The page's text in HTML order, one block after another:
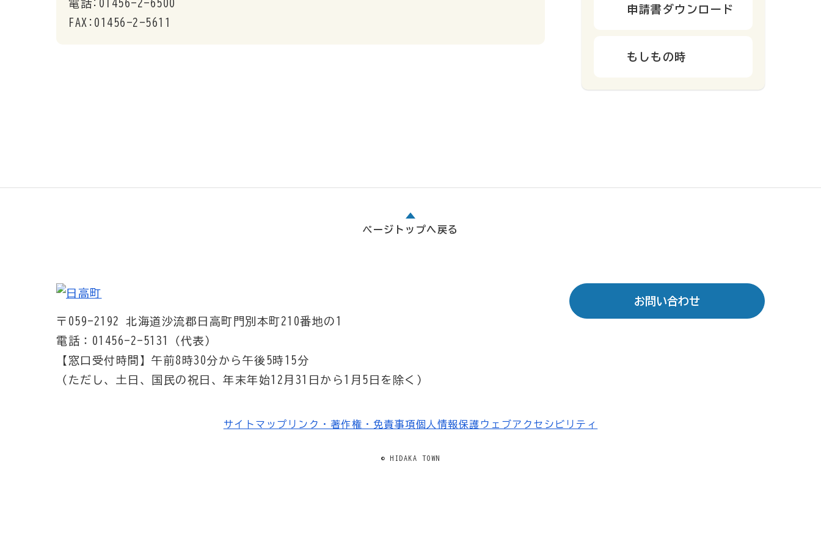
電話:01456-2-6500
FAX:01456-2-5611
申請書ダウンロード
もしもの時
ページトップへ戻る
〒059-2192 北海道沙流郡日高町門別本町210番地の1
電話：01456-2-5131（代表）
【窓口受付時間】 午前8時30分から午後5時15分
（ただし、土日、国民の祝日、年末年始12月31日から1月5日を除く）
お問い合わせ
サイトマップ リンク・著作権・免責事項個人情報保護 ウェブアクセシビリティ
© HIDAKA TOWN